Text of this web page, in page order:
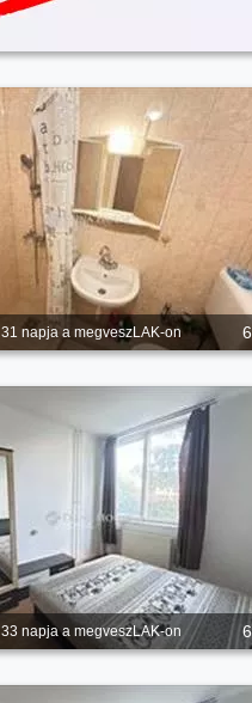
31 napja a megveszLAK-on 6
33 napja a megveszLAK-on 6